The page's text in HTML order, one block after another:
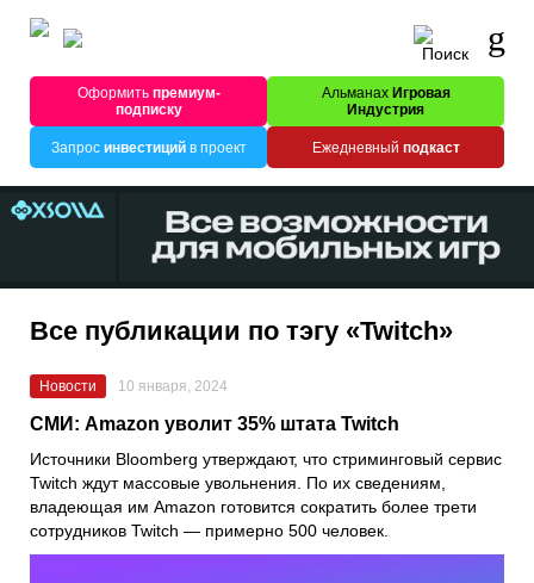
Оформитьпремиум-
подписку
Альманах Игровая
Индустрия
Запрос инвестицийв проект Ежедневный подкаст
Все публикации по тэгу «Twitch»
Новости 10 января, 2024
СМИ: Amazon уволит 35% штата Twitch
Источники Bloomberg утверждают, что стриминговый сервис
Twitch ждут массовые увольнения. По их сведениям,
владеющая им Amazon готовится сократить более трети
сотрудников Twitch — примерно 500 человек.